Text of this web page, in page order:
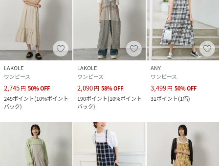
LAKOLE
ワンピース
2,745円 50%OFF
249ポイント(10%ポイント
バック)
LAKOLE
ワンピース
2,090円 58%OFF
190ポイント(10%ポイント
バック)
ANY
ワンピース
3,499円 50%OFF
31ポイント(1倍)